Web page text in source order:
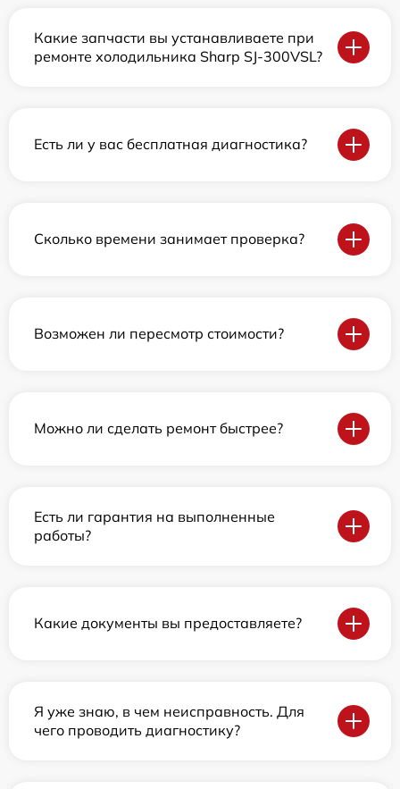
Какие запчасти вы устанавливаете при
ремонте холодильника Sharp SJ-300VSL?
Есть ли у вас бесплатная диагностика?
Сколько времени занимает проверка?
Возможен ли пересмотр стоимости?
Можно ли сделать ремонт быстрее?
Есть ли гарантия на выполненные
работы?
Какие документы вы предоставляете?
Я уже знаю, в чем неисправность. Для
чего проводить диагностику?